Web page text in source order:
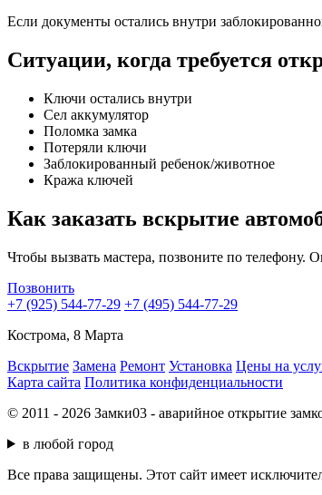
Если документы остались внутри
Ситуации, когда требуется
Ключи остались внутри
Сел аккумулятор
Поломка замка
Потеряли ключи
Заблокированный ребенок/животное
Кража ключей
Как заказать вскрытие
Чтобы вызвать мастера, позвоните по телефону.
Позвонить
+7 (925) 544-77-29 +7 (495) 544-77-29
Кострома, 8 Марта
Вскрытие Замена Ремонт Установка Цены на
Карта сайта Политика конфиденциальности
© 2011 - 2026 Замки03 - аварийное открытие
в любой город
Все права защищены. Этот сайт имеет